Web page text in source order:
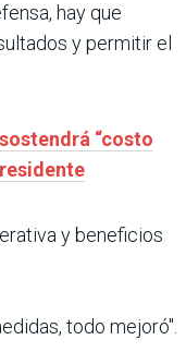
hay que
y permitir el
“costo
y beneficios
todo mejoró".